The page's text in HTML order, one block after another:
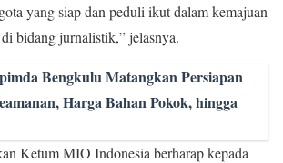
yang siap dan peduli ikut dalam kemajuan
bidang jurnalistik,” jelasnya.
Bengkulu Matangkan Persiapan
Harga Bahan Pokok, hingga
Ketum MIO Indonesia berharap kepada